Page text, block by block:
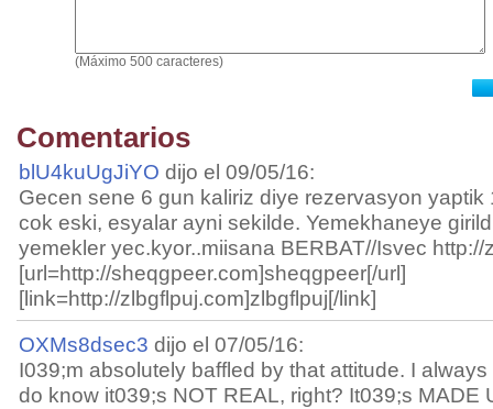
(Máximo 500 caracteres)
Comentarios
blU4kuUgJiYO dijo el 09/05/16:
Gecen sene 6 gun kaliriz diye rezervasyon yaptik
cok eski, esyalar ayni sekilde. Yemekhaneye
yemekler yec.kyor..miisana BERBAT//Isvec http://
[url=http://sheqgpeer.com]sheqgpeer[/url]
[link=http://zlbgflpuj.com]zlbgflpuj[/link]
OXMs8dsec3 dijo el 07/05/16:
I039;m absolutely baffled by that attitude. I
do know it039;s NOT REAL, right? It039;s MADE